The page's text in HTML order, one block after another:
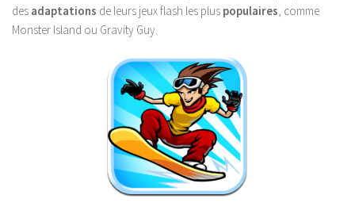
des adaptations de leurs jeux flash les plus populaires, comme
Monster Island ou Gravity Guy.